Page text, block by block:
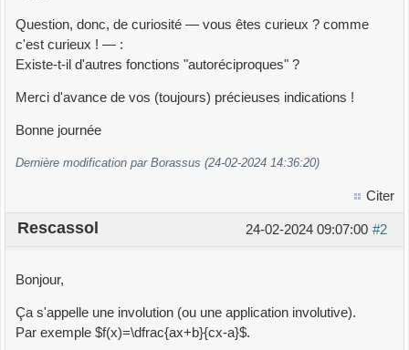
Question, donc, de curiosité — vous êtes curieux ? comme
c'est curieux ! — :
Existe-t-il d'autres fonctions "autoréciproques" ?
Merci d'avance de vos (toujours) précieuses indications !
Bonne journée
Dernière modification par Borassus (24-02-2024 14:36:20)
Citer
#2
24-02-2024 09:07:00
Rescassol
Bonjour,
Ça s'appelle une involution (ou une application involutive).
Par exemple $f(x)=\dfrac{ax+b}{cx-a}$.